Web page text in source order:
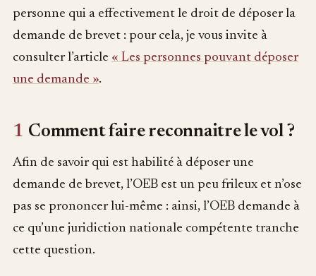
personne qui a effectivement le droit de déposer la
demande de brevet : pour cela, je vous invite à
consulter l’article « Les personnes pouvant déposer
une demande ».
1 Comment faire reconnaitre le vol ?
Afin de savoir qui est habilité à déposer une
demande de brevet, l’OEB est un peu frileux et n’ose
pas se prononcer lui-même : ainsi, l’OEB demande à
ce qu’une juridiction nationale compétente tranche
cette question.